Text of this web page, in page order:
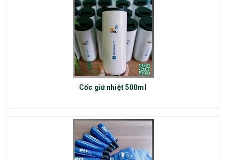
Cốc giữ nhiệt 500ml